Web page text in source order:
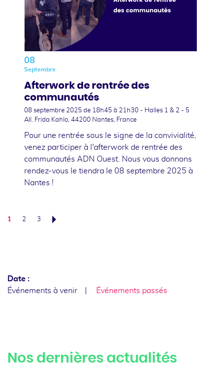
08
Septembre
Afterwork de rentrée des
communautés
08 septembre 2025 de 18h45 à 21h30 - Halles 1 & 2 - 5
All. Frida Kahlo, 44200 Nantes, France
Pour une rentrée sous le signe de la convivialité,
venez participer à l'afterwork de rentrée des
communautés ADN Ouest. Nous vous donnons
rendez-vous le tiendra le 08 septembre 2025 à
Nantes !
1 2 3
Date :
Événements à venir
Événements passés
Nos dernières actualités